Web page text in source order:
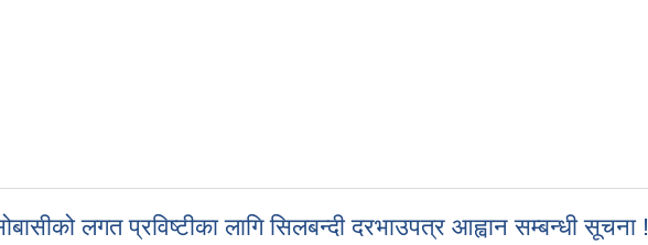
लगत प्रविष्टीका लागि सिलबन्दी दरभाउपत्र आह्वान सम्बन्धी सूचना !